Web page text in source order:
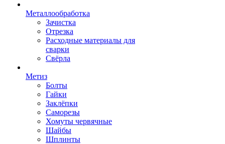
Металлообработка
Зачистка
Отрезка
Расходные материалы для
сварки
Свёрла
Метиз
Болты
Гайки
Заклёпки
Саморезы
Хомуты червячные
Шайбы
Шплинты